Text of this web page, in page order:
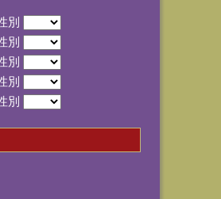
別
別
別
別
別